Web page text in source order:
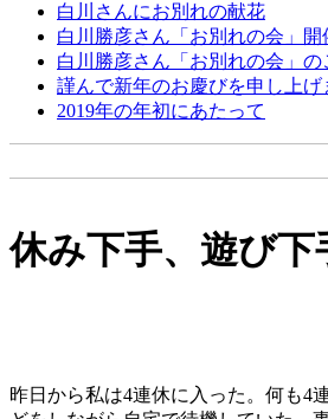
白川さんにお別れの献花
白川勝彦さん「お別れの会」
白川勝彦さん「お別れの会」の
謹んで新年のお慶びを申し上げ
2019年の年初にあたって
休み下手、遊び下
昨日から私は4連休に入った。何も4